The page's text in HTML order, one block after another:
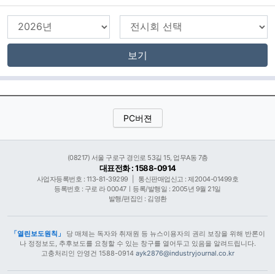
보기
PC버젼
(08217) 서울 구로구 경인로 53길 15, 업무A동 7층
대표전화 : 1588-0914
사업자등록번호 : 113-81-39299
통신판매업신고 : 제2004-01499호
등록번호 : 구로 라 00047ㅣ등록/발행일 : 2005년 9월 21일
발행/편집인 : 김영환
「열린보도원칙」
당 매체는 독자와 취재원 등 뉴스이용자의 권리 보장을 위해 반론이
나 정정보도, 추후보도를 요청할 수 있는 창구를 열어두고 있음을 알려드립니다.
고충처리인 안영건 1588-0914 ayk2876@industryjournal.co.kr